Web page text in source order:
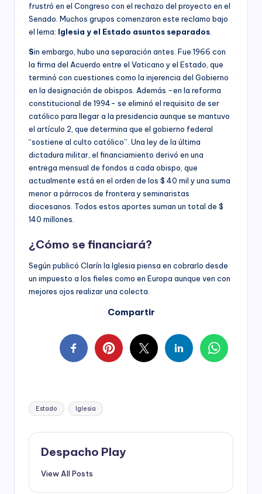
frustró en el Congreso con el rechazo del proyecto en el
Senado. Muchos grupos comenzaron este reclamo bajo
el lema: Iglesia y el Estado asuntos separados
Sin embargo, hubo una separación antes. Fue 1966 con
la firma del Acuerdo entre el Vaticano y el Estado, que
terminó con cuestiones como la injerencia del Gobierno
en la designación de obispos. Además -en la reforma
constitucional de 1994- se eliminó el requisito de ser
católico para llegar a la presidencia aunque se mantuvo
el artículo 2, que determina que el gobierno federal
“sostiene al culto católico”. Una ley de la última
dictadura militar, el financiamiento derivó en una
entrega mensual de fondos a cada obispo, que
actualmente está en el orden de los $ 40 mil y una suma
menor a párrocos de frontera y seminaristas
diocesanos. Todos estos aportes suman un total de $
140 millones.
¿Cómo se financiará?
Según publicó Clarín la Iglesia piensa en cobrarlo desde
un impuesto a los fieles como en Europa aunque ven con
mejores ojos realizar una colecta.
Compartir
Tags:
Estado Iglesia
Despacho Play
View All Posts